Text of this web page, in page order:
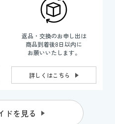
返品・交換のお申し出は
商品到着後8日以内に
お願いいたします。
詳しくはこちら
ドを見る